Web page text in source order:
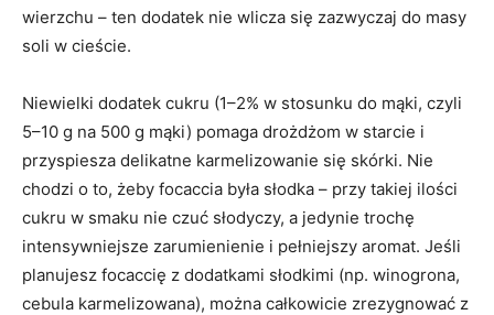
wierzchu – ten dodatek nie wlicza się zazwyczaj do masy
soli w cieście.
Niewielki dodatek cukru (1–2% w stosunku do mąki, czyli
5–10 g na 500 g mąki) pomaga drożdżom w starcie i
przyspiesza delikatne karmelizowanie się skórki. Nie
chodzi o to, żeby focaccia była słodka – przy takiej ilości
cukru w smaku nie czuć słodyczy, a jedynie trochę
intensywniejsze zarumienienie i pełniejszy aromat. Jeśli
planujesz focaccię z dodatkami słodkimi (np. winogrona,
cebula karmelizowana), można całkowicie zrezygnować z